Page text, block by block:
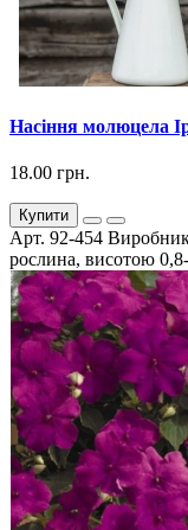
Насіння молюцела
18.00 грн.
Купити
Арт. 92-454
рослина, висотою